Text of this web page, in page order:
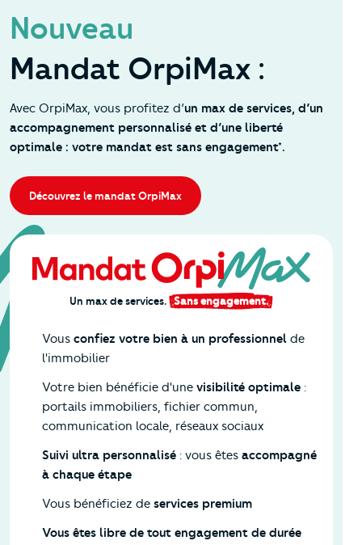
Nouveau
Mandat OrpiMax :
Avec OrpiMax, vous profitez d’un max de services, d’un
accompagnement personnalisé et d’une liberté
optimale : votre mandat est sans engagement*.
Découvrez le mandat OrpiMax
Un max de services. Sans engagement.
Vous confiez votre bien à un professionnel de
l'immobilier
Votre bien bénéficie d'une visibilité optimale :
portails immobiliers, fichier commun,
communication locale, réseaux sociaux
Suivi ultra personnalisé : vous êtes accompagné
à chaque étape
Vous bénéficiez de services premium
Vous êtes libre de tout engagement de durée